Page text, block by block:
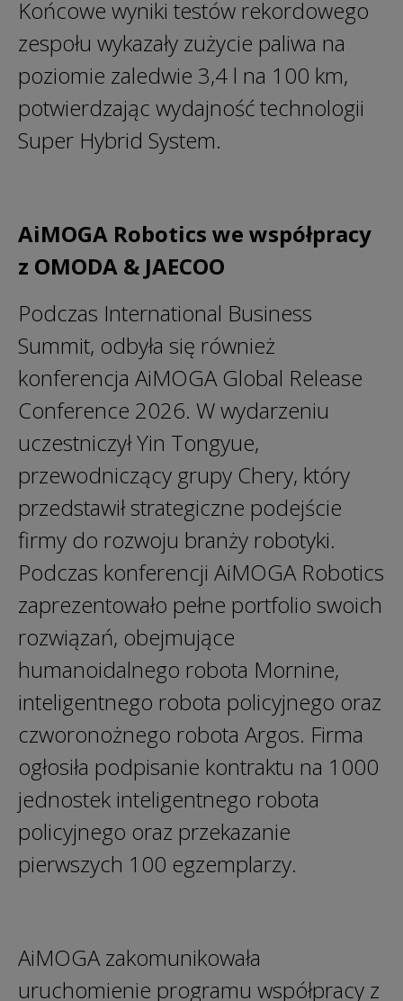
Końcowe wyniki testów rekordowego
zespołu wykazały zużycie paliwa na
poziomie zaledwie 3,4 l na 100 km,
potwierdzając wydajność technologii
Super Hybrid System.
AiMOGA Robotics we współpracy
z OMODA & JAECOO
Podczas International Business
Summit, odbyła się również
konferencja AiMOGA Global Release
Conference 2026. W wydarzeniu
uczestniczył Yin Tongyue,
przewodniczący grupy Chery, który
przedstawił strategiczne podejście
firmy do rozwoju branży robotyki.
Podczas konferencji AiMOGA Robotics
zaprezentowało pełne portfolio swoich
rozwiązań, obejmujące
humanoidalnego robota Mornine,
inteligentnego robota policyjnego oraz
czworonożnego robota Argos. Firma
ogłosiła podpisanie kontraktu na 1000
jednostek inteligentnego robota
policyjnego oraz przekazanie
pierwszych 100 egzemplarzy.
AiMOGA zakomunikowała
uruchomienie programu współpracy z